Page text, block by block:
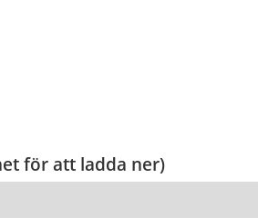
för att ladda ner)